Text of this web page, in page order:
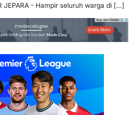
JEPARA - Hampir seluruh warga di [...]